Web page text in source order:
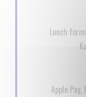
Lunch
Apple